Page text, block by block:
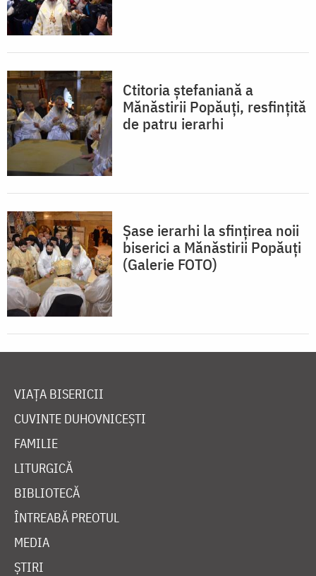
Ctitoria ștefaniană a
Mănăstirii Popăuți, resfințită
de patru ierarhi
Şase ierarhi la sfinţirea noii
biserici a Mănăstirii Popăuţi
(Galerie FOTO)
VIAȚA BISERICII
CUVINTE DUHOVNICEȘTI
FAMILIE
LITURGICĂ
BIBLIOTECĂ
ÎNTREABĂ PREOTUL
MEDIA
ȘTIRI